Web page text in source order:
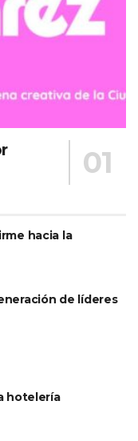
hacia la
de líderes
hotelería